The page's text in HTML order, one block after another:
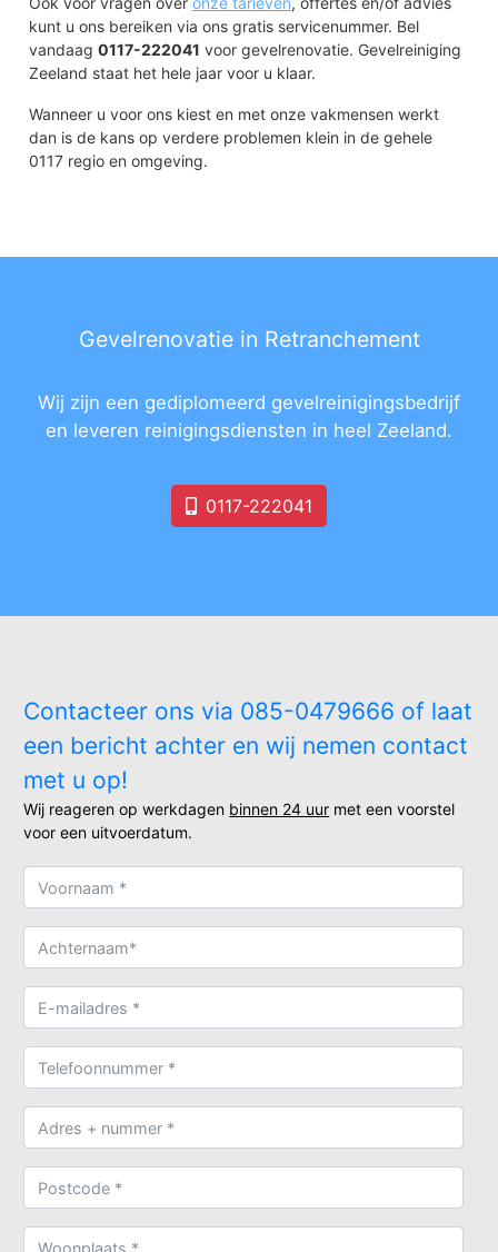
kunt u ons bereiken via ons gratis servicenummer. Bel
vandaag0117-222041 voor gevelrenovatie. Gevelreiniging
Zeeland staat het hele jaar voor u klaar.
Wanneer u voor ons kiest en met onze vakmensen werkt
dan is de kans op verdere problemen klein in de gehele
0117 regio en omgeving.
Gevelrenovatie in Retranchement
Wij zijn een gediplomeerd gevelreinigingsbedrijf
en leveren reinigingsdiensten in heel Zeeland.
0117-222041
Contacteer ons via 085-0479666 of laat
een bericht achter en wij nemen contact
met u op!
Wij reageren op werkdagen binnen 24 uur met een voorstel
voor een uitvoerdatum.